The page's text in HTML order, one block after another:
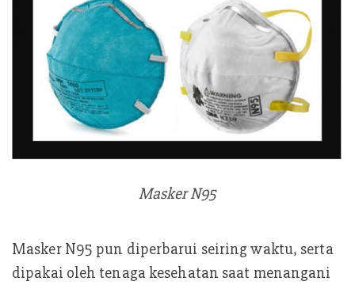
Masker N95
Masker N95 pun diperbarui seiring waktu, serta
dipakai oleh tenaga kesehatan saat menangani